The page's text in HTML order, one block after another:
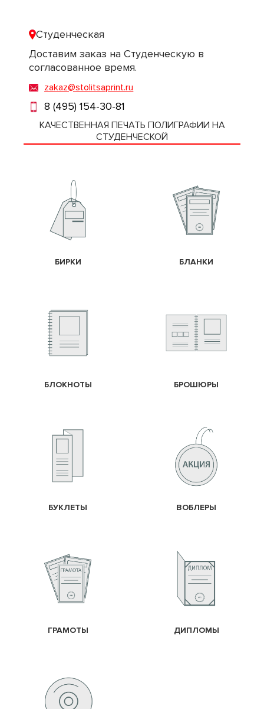
Студенческая
Доставим заказ на Студенческую в
согласованное время.
zakaz@stolitsaprint.ru
8 (495) 154-30-81
КАЧЕСТВЕННАЯ ПЕЧАТЬ ПОЛИГРАФИИ НА
СТУДЕНЧЕСКОЙ
БИРКИ БЛАНКИ
БЛОКНОТЫ БРОШЮРЫ
БУКЛЕТЫ ВОБЛЕРЫ
ГРАМОТЫ ДИПЛОМЫ